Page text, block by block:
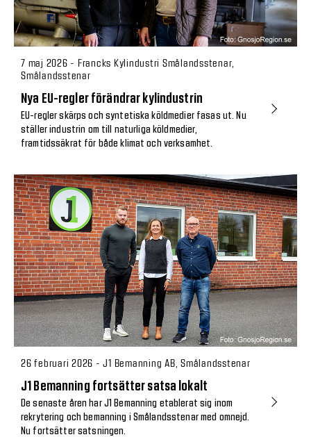
7 maj 2026 - Francks Kylindustri Smålandsstenar,
Smålandsstenar
Nya EU-regler förändrar kylindustrin
EU-regler skärps och syntetiska köldmedier fasas ut. Nu
ställer industrin om till naturliga köldmedier,
framtidssäkrat för både klimat och verksamhet.
26 februari 2026 - J1 Bemanning AB, Smålandsstenar
J1 Bemanning fortsätter satsa lokalt
De senaste åren har J1 Bemanning etablerat sig inom
rekrytering och bemanning i Smålandsstenar med omnejd.
Nu fortsätter satsningen.